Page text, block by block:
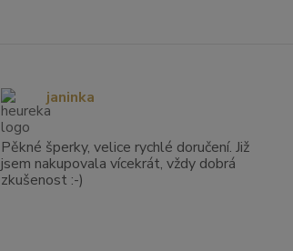
Pěkné šperky, velice rychlé doručení. Již
jsem nakupovala vícekrát, vždy dobrá
zkušenost :-)
janinka